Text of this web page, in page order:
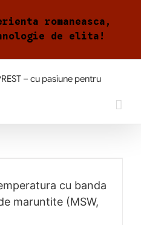
romaneasca,
de elita!
cu banda
maruntite (MSW,